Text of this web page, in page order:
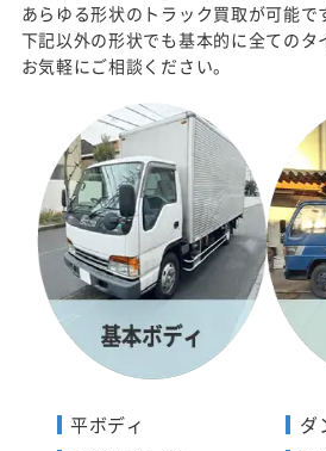
あらゆる形状のトラック買取が可能で
下記以外の形状でも基本的に全てのタ
お気軽にご相談ください。
平ボディ
ダ